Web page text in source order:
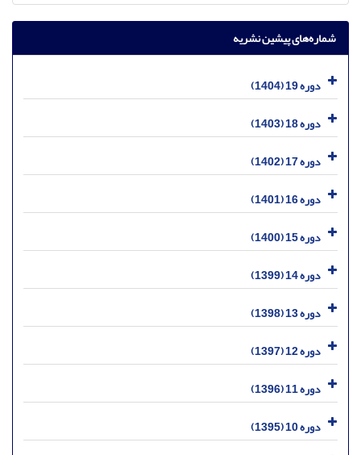
شماره‌های پیشین نشریه
دوره 19 (1404)
دوره 18 (1403)
دوره 17 (1402)
دوره 16 (1401)
دوره 15 (1400)
دوره 14 (1399)
دوره 13 (1398)
دوره 12 (1397)
دوره 11 (1396)
دوره 10 (1395)